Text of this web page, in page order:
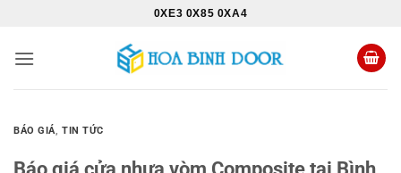
nội
0XE3 0X85 0XA4
BÁO GIÁ,TIN TỨC
Báo giá cửa nhựa vòm Composite tại Bình